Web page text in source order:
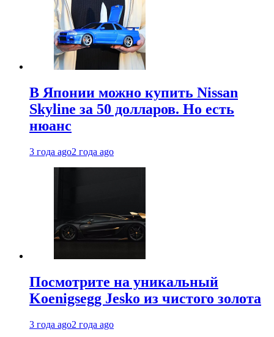
В Японии можно купить Nissan
Skyline за 50 долларов. Но есть
нюанс
3 года ago2 года ago
Посмотрите на уникальный
Koenigsegg Jesko из чистого золота
3 года ago2 года ago